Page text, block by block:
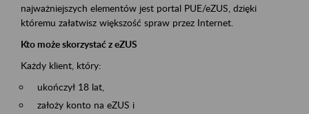
najważniejszych elementów jest portal PUE/eZUS, dzięki
któremu załatwisz większość spraw przez Internet.
Kto może skorzystać z eZUS
Każdy klient, który:
ukończył 18 lat,
założy konto na eZUS i